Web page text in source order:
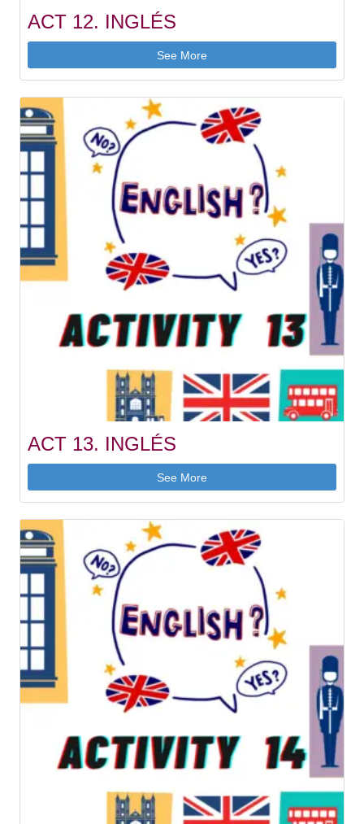
ACT 12. INGLÉS
See More
ACT 13. INGLÉS
See More